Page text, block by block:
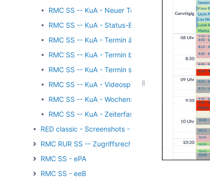
RMC SS -- KuA - Neuer Termin
RMC SS -- KuA - Status-Board
RMC SS -- KuA - Termin ändern
RMC SS -- KuA - Termin beenden
RMC SS -- KuA - Termin starten
RMC SS -- KuA - Videosprechstundentermin
RMC SS -- KuA - Wochensicht
RMC SS -- KuA - Zeiterfassung Encounter
RED classic - Screenshots - Stammdaten
RMC RUR SS -- Zugriffsrechte
RMC SS - ePA
RMC SS - eeB